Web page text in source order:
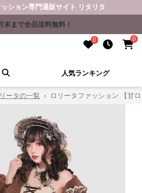
ション専門通販サイト リタリタ
末まで全品送料無料！
0 0
人気ランキング
ータの一覧 › ロリータファッション 【甘